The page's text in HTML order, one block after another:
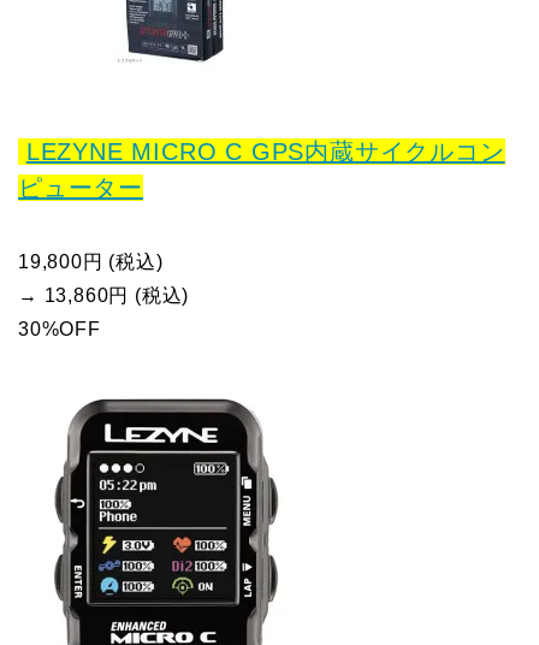
LEZYNE MICRO C GPS内蔵サイクルコン
ピューター
19,800円 (税込)
→ 13,860円 (税込)
30%OFF